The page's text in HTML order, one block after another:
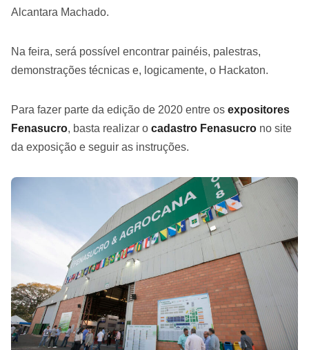
Alcantara Machado.
Na feira, será possível encontrar painéis, palestras,
demonstrações técnicas e, logicamente, o Hackaton.
Para fazer parte da edição de 2020 entre os expositores
Fenasucro, basta realizar o cadastro Fenasucro no site
da exposição e seguir as instruções.